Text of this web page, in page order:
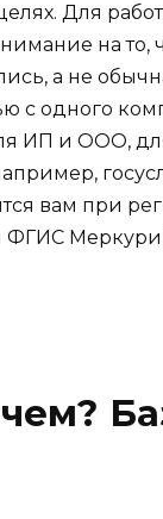
Для
на то,
а не
с одного
ИП и ООО,
вам при
ФГИС